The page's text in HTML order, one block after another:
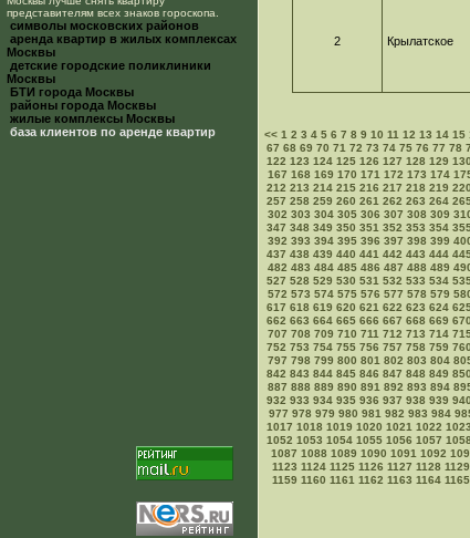
представителям всех знаков гороскопа.
cимволы московских районов
аренда квартир в жилых комплексах
Москвы
детские городские поликлиники
Москвы
БТИ города Москвы
районы города Москвы
жилые комплексы Москвы
база клиентов по аренде квартир
2 Крылатское
<< 1 2 3 4 5 6 7 8 9 10 11 12 13 14 15
67 68 69 70 71 72 73 74 75 76 77 78
122 123 124 125 126 127 128 129 130
167 168 169 170 171 172 173 174
212 213 214 215 216 217 218 219 220
257 258 259 260 261 262 263 264
302 303 304 305 306 307 308 309
347 348 349 350 351 352 353 354
392 393 394 395 396 397 398 399
437 438 439 440 441 442 443 444
482 483 484 485 486 487 488 489
527 528 529 530 531 532 533 534
572 573 574 575 576 577 578 579
617 618 619 620 621 622 623 624
662 663 664 665 666 667 668 669 670
707 708 709 710 711 712 713 714
752 753 754 755 756 757 758 759 760
797 798 799 800 801 802 803 804
842 843 844 845 846 847 848 849 850
887 888 889 890 891 892 893 894
932 933 934 935 936 937 938 939 940
977 978 979 980 981 982 983 984
1017 1018 1019 1020 1021 1022 1023
1052 1053 1054 1055 1056 1057 1058
1087 1088 1089 1090 1091 1092
1123 1124 1125 1126 1127 1128 1129
1159 1160 1161 1162 1163 1164 1165